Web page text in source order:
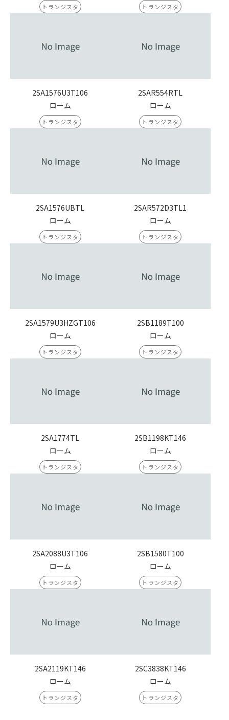
トランジスタ トランジスタ
2SA1576U3T106
ローム
トランジスタ
2SAR554RTL
ローム
トランジスタ
2SA1576UBTL
ローム
トランジスタ
2SAR572D3TL1
ローム
トランジスタ
2SA1579U3HZGT106
ローム
トランジスタ
2SB1189T100
ローム
トランジスタ
2SA1774TL
ローム
トランジスタ
2SB1198KT146
ローム
トランジスタ
2SA2088U3T106
ローム
トランジスタ
2SB1580T100
ローム
トランジスタ
2SA2119KT146
ローム
トランジスタ
2SC3838KT146
ローム
トランジスタ